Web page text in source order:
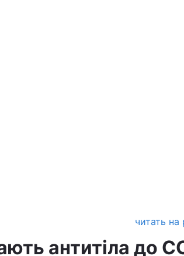
читать на
антитіла до